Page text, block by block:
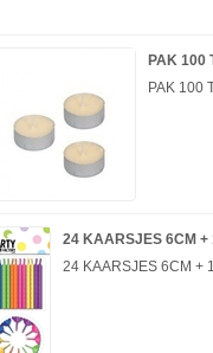
PAK 100
PAK 100
24 KAARSJES 6CM +
24 KAARSJES 6CM +